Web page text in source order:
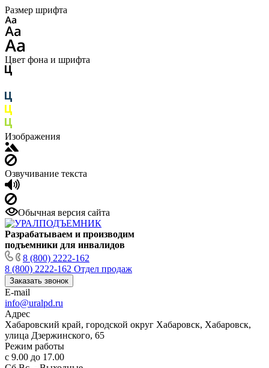
Размер шрифта
Цвет фона и шрифта
Изображения
Озвучивание текста
Обычная версия сайта
Разрабатываем и производим
подъемники для инвалидов
8 (800) 2222-162
8 (800) 2222-162 Отдел продаж
Заказать звонок
E-mail
info@uralpd.ru
Адрес
Хабаровский край, городской округ Хабаровск, Хабаровск,
улица Дзержинского, 65
Режим работы
с 9.00 до 17.00